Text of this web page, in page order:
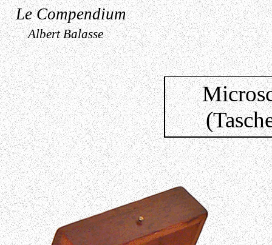
Le Compendium
Albert Balasse